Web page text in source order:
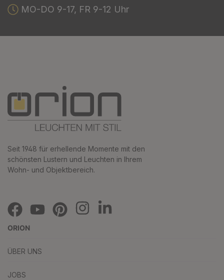
MO-DO 9-17, FR 9-12 Uhr
Seit 1948 für erhellende Momente mit den
schönsten Lustern und Leuchten in Ihrem
Wohn- und Objektbereich.
ORION
ÜBER UNS
JOBS